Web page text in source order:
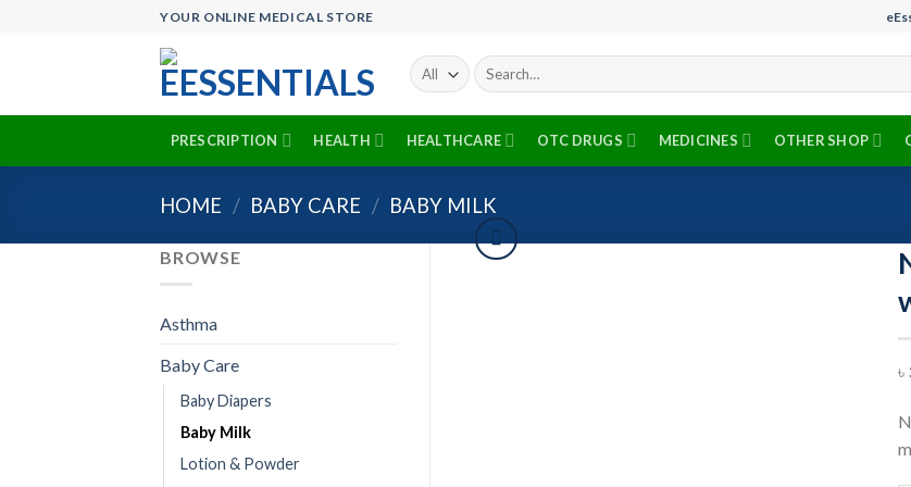
YOUR ONLINE MEDICAL STORE
Search
for:
PRESCRIPTION HEALTH HEALTHCARE OTC DRUGS MEDICINES OTHER SHOP
HOME / BABY CARE / BABY MILK
BROWSE
Asthma
Baby Care
Baby Diapers
Baby Milk
Lotion & Powder
৳